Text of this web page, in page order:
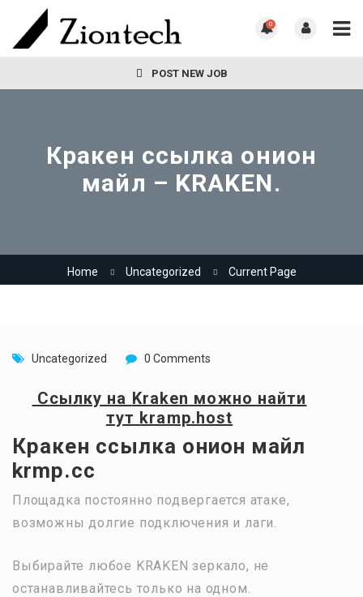
0
POST NEW JOB
Кракен ссылка онион
майл – KRAKEN.
Home Uncategorized Current Page
Uncategorized 0 Comments
Ссылку на Kraken можно найти
тут kramp.host
Кракен ссылка онион майл
krmp.cc
Площадка постоянно подвергается атаке,
возможны долгие подключения и лаги.
Выбирайте любое KRAKEN зеркало, не
останавливайтесь только на одном.